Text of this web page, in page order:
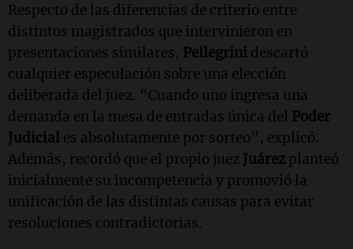
Respecto de las diferencias de criterio entre
distintos magistrados que intervinieron en
presentaciones similares, Pellegrini descartó
cualquier especulación sobre una elección
deliberada del juez. “Cuando uno ingresa una
demanda en la mesa de entradas única del Poder
Judicial es absolutamente por sorteo”, explicó.
Además, recordó que el propio juez Juárez planteó
inicialmente su incompetencia y promovió la
unificación de las distintas causas para evitar
resoluciones contradictorias.